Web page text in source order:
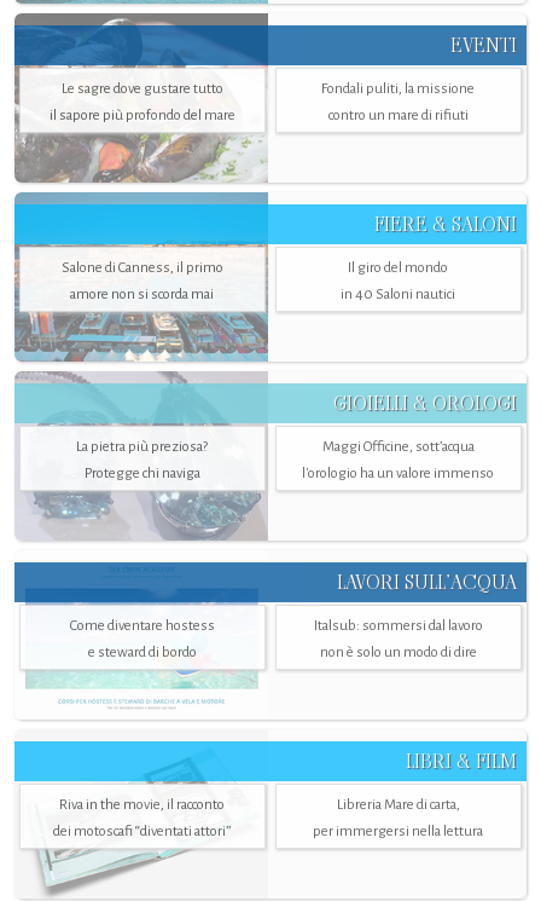
EVENTI
Le sagre dove gustare tutto
il sapore più profondo del mare
Fondali puliti, la missione
contro un mare di rifiuti
FIERE & SALONI
Salone di Canness, il primo
amore non si scorda mai
Il giro del mondo
in 40 Saloni nautici
GIOIELLI & OROLOGI
La pietra più preziosa?
Protegge chi naviga
Maggi Officine, sott’acqua
l'orologio ha un valore immenso
LAVORI SULL’ACQUA
Come diventare hostess
e steward di bordo
Italsub: sommersi dal lavoro
non è solo un modo di dire
LIBRI & FILM
Riva in the movie, il racconto
dei motoscafi “diventati attori”
Libreria Mare di carta,
per immergersi nella lettura